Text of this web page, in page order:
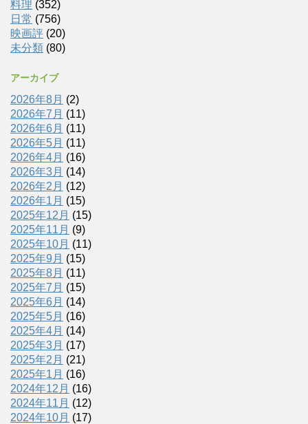
料理 (352)
日常 (756)
映画評 (20)
未分類 (80)
アーカイブ
2026年8月 (2)
2026年7月 (11)
2026年6月 (11)
2026年5月 (11)
2026年4月 (16)
2026年3月 (14)
2026年2月 (12)
2026年1月 (15)
2025年12月 (15)
2025年11月 (9)
2025年10月 (11)
2025年9月 (15)
2025年8月 (11)
2025年7月 (15)
2025年6月 (14)
2025年5月 (16)
2025年4月 (14)
2025年3月 (17)
2025年2月 (21)
2025年1月 (16)
2024年12月 (16)
2024年11月 (12)
2024年10月 (17)